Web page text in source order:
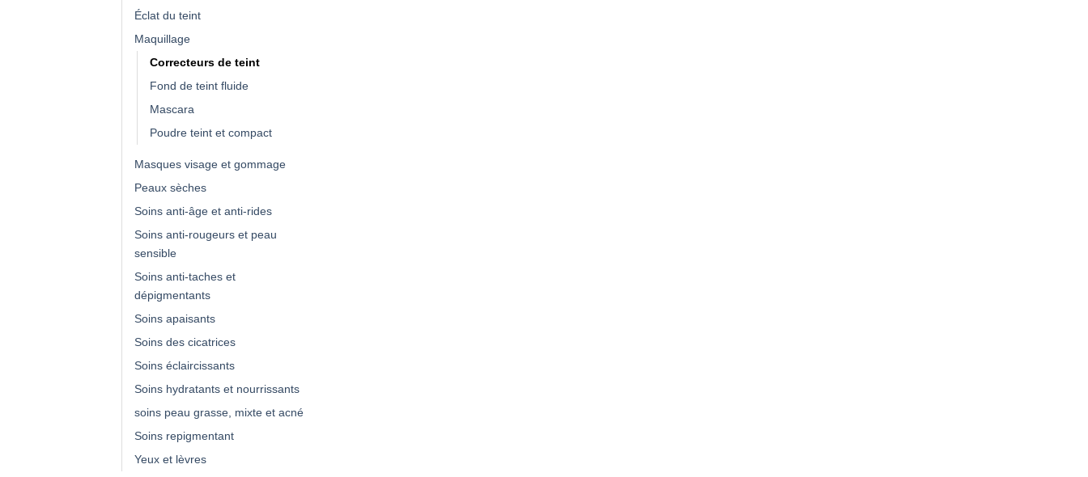
Éclat du teint
Maquillage
Correcteurs de teint
Fond de teint fluide
Mascara
Poudre teint et compact
Masques visage et gommage
Peaux sèches
Soins anti-âge et anti-rides
Soins anti-rougeurs et peau
sensible
Soins anti-taches et
dépigmentants
Soins apaisants
Soins des cicatrices
Soins éclaircissants
Soins hydratants et nourrissants
soins peau grasse, mixte et acné
Soins repigmentant
Yeux et lèvres